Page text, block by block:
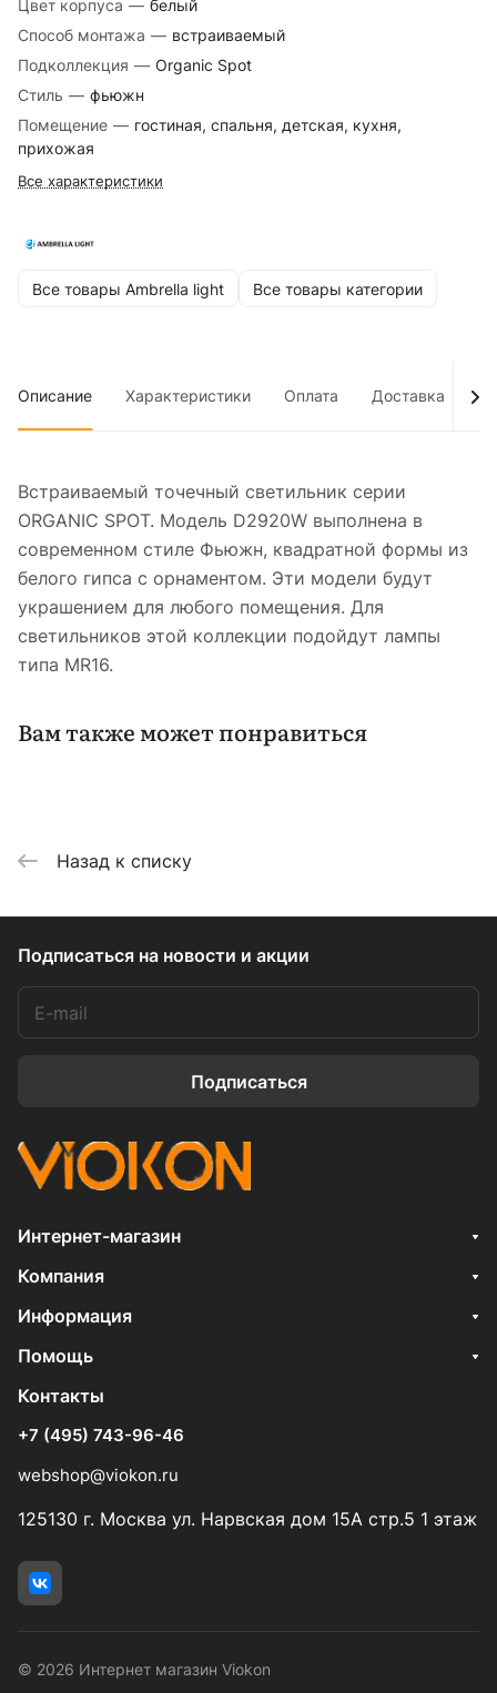
Цвет корпуса — белый
Способ монтажа — встраиваемый
Подколлекция — Organic Spot
Стиль — фьюжн
Помещение — гостиная, спальня, детская, кухня,
прихожая
Все характеристики
Все товары Ambrella light Все товары категории
Описание Характеристики Оплата Доставка
Встраиваемый точечный светильник серии
ORGANIC SPOT. Модель D2920W выполнена в
современном стиле Фьюжн, квадратной формы из
белого гипса с орнаментом. Эти модели будут
украшением для любого помещения. Для
светильников этой коллекции подойдут лампы
типа MR16.
Вам также может понравиться
Назад к списку
Подписаться на новости и акции
Подписаться
Интернет-магазин
Компания
Информация
Помощь
Контакты
+7 (495) 743-96-46
webshop@viokon.ru
125130 г. Москва ул. Нарвская дом 15А стр.5 1 этаж
© 2026 Интернет магазин Viokon